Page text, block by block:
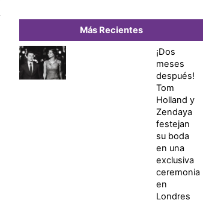
Más Recientes
¡Dos
meses
después!
Tom
Holland y
Zendaya
festejan
su boda
en una
exclusiva
ceremonia
en
Londres